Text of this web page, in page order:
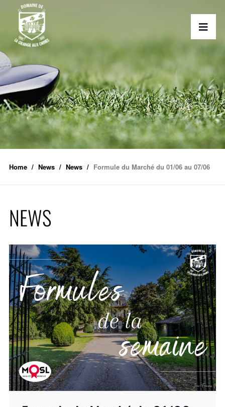
Home News News Formule du Marché du 01/06 au 07/06
NEWS